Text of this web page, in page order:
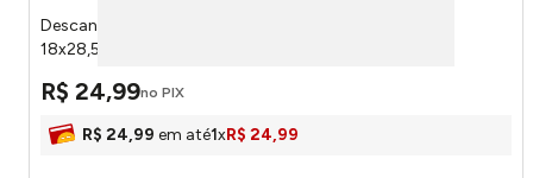
Descanso de Panela Aramado com Alça Ferro Preto
18x28,5x1,5cm LM4270BEL - honeyhome
R$ 24,99no PIX
R$ 24,99 em até1xR$ 24,99